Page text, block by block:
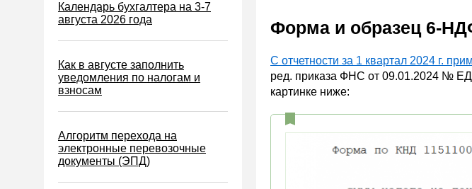
Водный налог
Экологический налог
Налог на игорный бизнес
Акцизы
Уплата налогов (взносов)
Возврат и зачет налогов
Налоговые проверки
Календарь бухгалтера на 3-7
августа 2026 года
Как в августе заполнить
уведомления по налогам и
взносам
Алгоритм перехода на
электронные перевозочные
документы (ЭПД)
Форма и образец 6-
С отчетности за 1 квартал 2024 г.
ред. приказа ФНС от 09.01.2024 №
картинке ниже: